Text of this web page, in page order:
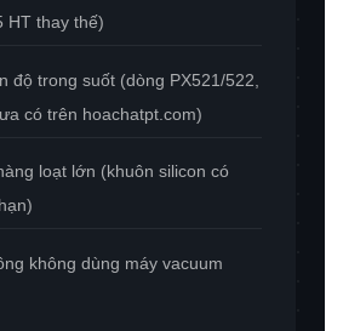
HT thay thế)
độ trong suốt (dòng PX521/522,
có trên hoachatpt.com)
loạt lớn (khuôn silicon có
không dùng máy vacuum